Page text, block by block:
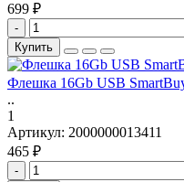
699 ₽
-
Купить
Флешка 16Gb USB
..
1
Артикул: 2000000013411
465 ₽
-